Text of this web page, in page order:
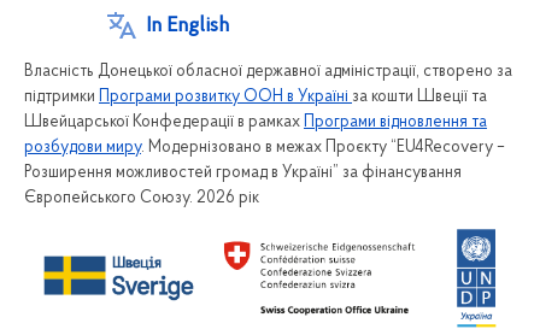
In English
Власність Донецької обласної державної адміністрації, створено за
підтримки Програми розвитку ООН в Україні за кошти Швеції та
Швейцарської Конфедерації в рамках Програми відновлення та
розбудови миру. Модернізовано в межах Проєкту “EU4Recovery –
Розширення можливостей громад в Україні” за фінансування
Європейського Союзу. 2026 рік